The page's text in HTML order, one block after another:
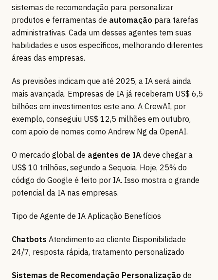
sistemas de recomendação para personalizar
produtos e ferramentas de automação para tarefas
administrativas. Cada um desses agentes tem suas
habilidades e usos específicos, melhorando diferentes
áreas das empresas.
As previsões indicam que até 2025, a IA será ainda
mais avançada. Empresas de IA já receberam US$ 6,5
bilhões em investimentos este ano. A CrewAI, por
exemplo, conseguiu US$ 12,5 milhões em outubro,
com apoio de nomes como Andrew Ng da OpenAI.
O mercado global de agentes de IA deve chegar a
US$ 10 trilhões, segundo a Sequoia. Hoje, 25% do
código do Google é feito por IA. Isso mostra o grande
potencial da IA nas empresas.
Tipo de Agente de IA Aplicação Benefícios
Chatbots Atendimento ao cliente Disponibilidade
24/7, resposta rápida, tratamento personalizado
Sistemas de Recomendação Personalização de